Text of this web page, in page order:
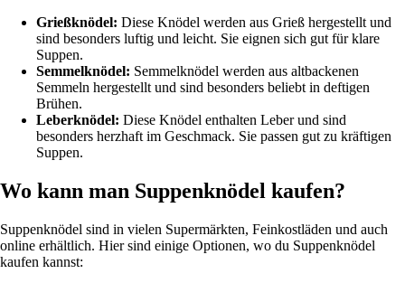
Grießknödel: Diese Knödel werden aus Grieß hergestellt und
sind besonders luftig und leicht. Sie eignen sich gut für klare
Suppen.
Semmelknödel: Semmelknödel werden aus altbackenen
Semmeln hergestellt und sind besonders beliebt in deftigen
Brühen.
Leberknödel: Diese Knödel enthalten Leber und sind
besonders herzhaft im Geschmack. Sie passen gut zu kräftigen
Suppen.
Wo kann man Suppenknödel kaufen?
Suppenknödel sind in vielen Supermärkten, Feinkostläden und auch
online erhältlich. Hier sind einige Optionen, wo du Suppenknödel
kaufen kannst: